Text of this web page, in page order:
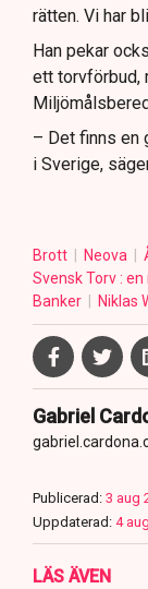
rätten. Vi har
Han pekar
ett torvförbud,
– Det finns en
i Sverige,
Brott Neova
Svensk Torv :
Banker
Niklas
Gabriel
Publicerad: 3 aug
Uppdaterad: 4
LÄS ÄVEN